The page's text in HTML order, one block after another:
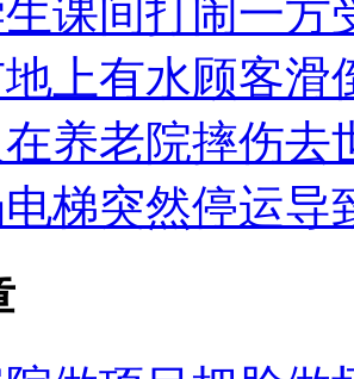
课间打闹一
上有水顾客
养老院摔伤去
梯突然停运